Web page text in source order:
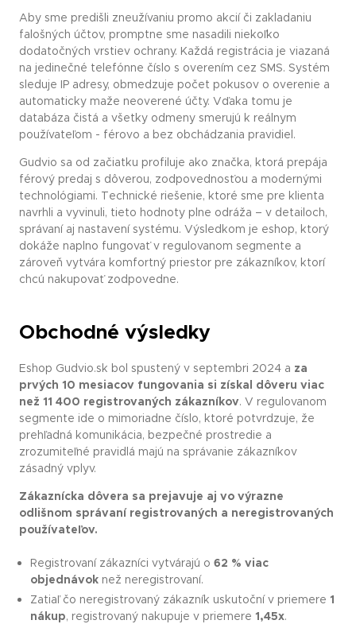
Aby sme predišli zneužívaniu promo akcií či zakladaniu
falošných účtov, promptne sme nasadili niekoľko
dodatočných vrstiev ochrany. Každá registrácia je viazaná
na jedinečné telefónne číslo s overením cez SMS. Systém
sleduje IP adresy, obmedzuje počet pokusov o overenie a
automaticky maže neoverené účty. Vďaka tomu je
databáza čistá a všetky odmeny smerujú k reálnym
používateľom - férovo a bez obchádzania pravidiel.
Gudvio sa od začiatku profiluje ako značka, ktorá prepája
férový predaj s dôverou, zodpovednosťou a modernými
technológiami. Technické riešenie, ktoré sme pre klienta
navrhli a vyvinuli, tieto hodnoty plne odráža – v detailoch,
správaní aj nastavení systému. Výsledkom je eshop, ktorý
dokáže naplno fungovať v regulovanom segmente a
zároveň vytvára komfortný priestor pre zákazníkov, ktorí
chcú nakupovať zodpovedne.
Obchodné výsledky
Eshop Gudvio.sk bol spustený v septembri 2024 a za
prvých 10 mesiacov fungovania si získal dôveru viac
než 11 400 registrovaných zákazníkov. V regulovanom
segmente ide o mimoriadne číslo, ktoré potvrdzuje, že
prehľadná komunikácia, bezpečné prostredie a
zrozumiteľné pravidlá majú na správanie zákazníkov
zásadný vplyv.
Zákaznícka dôvera sa prejavuje aj vo výrazne
odlišnom správaní registrovaných a neregistrovaných
používateľov.
Registrovaní zákazníci vytvárajú o62 % viac
objednávok než neregistrovaní.
Zatiaľ čo neregistrovaný zákazník uskutoční v priemere1
nákup, registrovaný nakupuje v priemere1,45x.